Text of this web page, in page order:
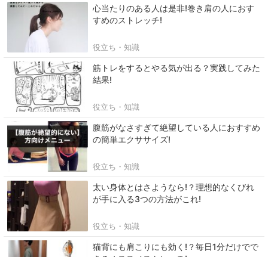
心当たりのある人は是非!巻き肩の人におす
すめのストレッチ!
役立ち・知識
筋トレをするとやる気が出る？実践してみた
結果!
役立ち・知識
腹筋がなさすぎて絶望している人におすすめ
の簡単エクササイズ!
役立ち・知識
太い身体とはさようなら!？理想的なくびれ
が手に入る3つの方法がこれ!
役立ち・知識
猫背にも肩こりにも効く!？毎日1分だけでで